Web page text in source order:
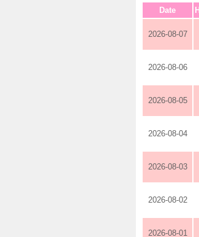
Date
2026-08-07
2026-08-06
2026-08-05
2026-08-04
2026-08-03
2026-08-02
2026-08-01